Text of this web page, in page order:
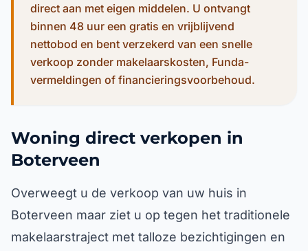
direct aan met eigen middelen. U ontvangt
binnen 48 uur een gratis en vrijblijvend
nettobod en bent verzekerd van een snelle
verkoop zonder makelaarskosten, Funda-
vermeldingen of financieringsvoorbehoud.
Woning direct verkopen in
Boterveen
Overweegt u de verkoop van uw huis in
Boterveen maar ziet u op tegen het traditionele
makelaarstraject met talloze bezichtigingen en